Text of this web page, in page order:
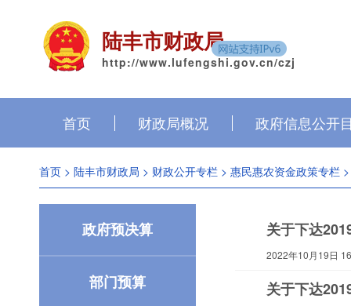
陆丰市财政局
http://www.lufengshi.gov.cn/czj
首页 财政局概况 政府信息公开
首页 > 陆丰市财政局 > 财政公开专栏 > 惠民惠农资金政策专栏
政府预决算
部门预算
关于下达
2022年10月19日
关于下达